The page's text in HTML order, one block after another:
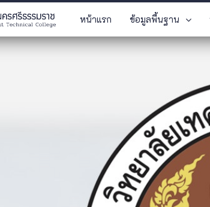
หน้าแรก ข้อมูลพื้นฐาน